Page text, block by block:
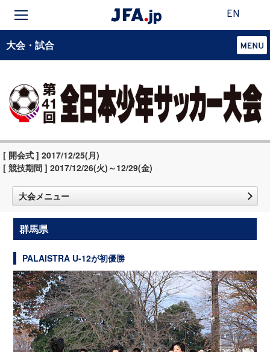
EN
大会・試合
[ 開会式 ] 2017/12/25(月)
[ 競技期間 ] 2017/12/26(火)～12/29(金)
大会メニュー
群馬県
PALAISTRA U-12が初優勝